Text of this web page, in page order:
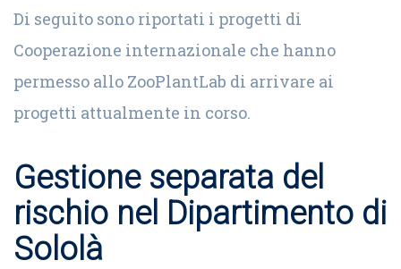
Di seguito sono riportati i progetti di
Cooperazione internazionale che hanno
permesso allo ZooPlantLab di arrivare ai
progetti attualmente in corso.
Gestione separata del
rischio nel Dipartimento di
Sololà